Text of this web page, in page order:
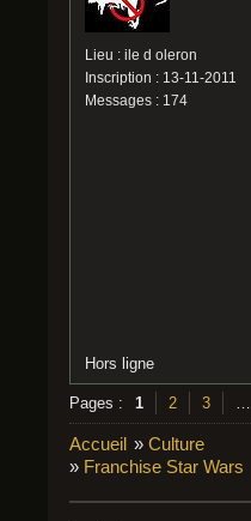
Lieu : ile d oleron
Inscription : 13-11-2011
Messages : 174
Hors ligne
Pages : 1 2 3 …
Accueil » Culture
» Franchise Star Wars